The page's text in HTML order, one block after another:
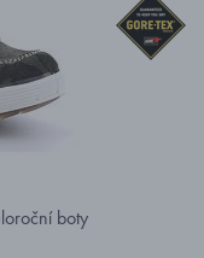
boty